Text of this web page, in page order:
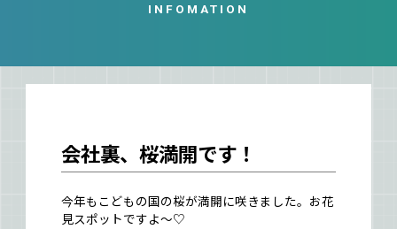
INFOMATION
会社裏、桜満開です！
今年もこどもの国の桜が満開に咲きました。お花
見スポットですよ～♡